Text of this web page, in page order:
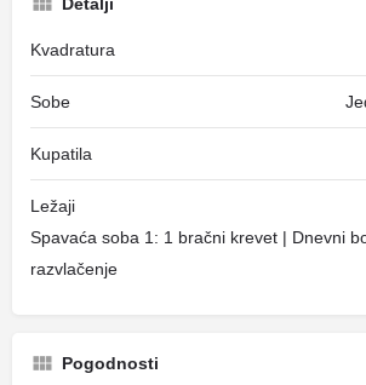
Kvadratura
Sobe
Kupatila
Ležaji
Spavaća soba 1: 1 bračni krevet | Dnevni
razvlačenje
Pogodnosti